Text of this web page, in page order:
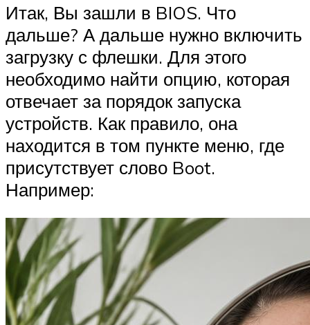
Итак, Вы зашли в BIOS. Что
дальше? А дальше нужно включить
загрузку с флешки. Для этого
необходимо найти опцию, которая
отвечает за порядок запуска
устройств. Как правило, она
находится в том пункте меню, где
присутствует слово Boot.
Например: